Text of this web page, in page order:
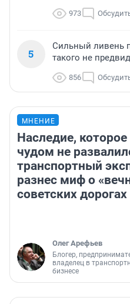
973
5
Сильный ливень
такого не
856
МНЕНИЕ
Наследие, которое
чудом не
транспортный
разнес миф о
советских дорогах
Олег Арефьев
Блогер,
владелец в
бизнесе